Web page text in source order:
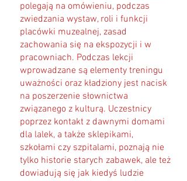
polegają na omówieniu, podczas
zwiedzania wystaw, roli i funkcji
placówki muzealnej, zasad
zachowania się na ekspozycji i w
pracowniach. Podczas lekcji
wprowadzane są elementy treningu
uważności oraz kładziony jest nacisk
na poszerzenie słownictwa
związanego z kulturą. Uczestnicy
poprzez kontakt z dawnymi domami
dla lalek, a także sklepikami,
szkołami czy szpitalami, poznają nie
tylko historie starych zabawek, ale też
dowiadują się jak kiedyś ludzie